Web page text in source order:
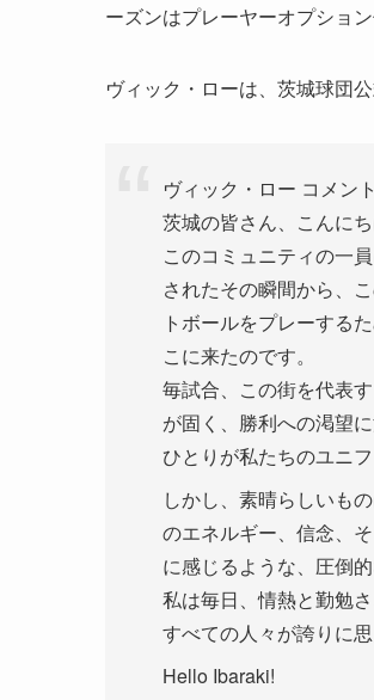
ーズンはプレーヤーオプション
ヴィック・ローは、茨城球団
ヴィック・ロー コメント
茨城の皆さん、こんにち
このコミュニティの一
されたその瞬間から、
トボールをプレーする
こに来たのです。
毎試合、この街を代表
が固く、勝利への渇望
ひとりが私たちのユニ
しかし、素晴らしいも
のエネルギー、信念、
に感じるような、圧倒
私は毎日、情熱と勤勉
すべての人々が誇りに
Hello Ibaraki!